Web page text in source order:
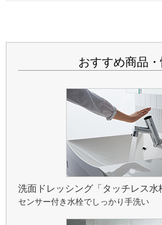
おすすめ商品
洗面ドレッシング 「タッチレス水
センサー付き水栓でしっかり手洗い